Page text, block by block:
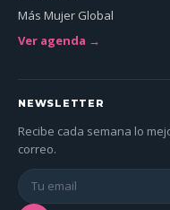
Más Mujer Global
Ver agenda →
NEWSLETTER
Recibe cada semana lo
correo.